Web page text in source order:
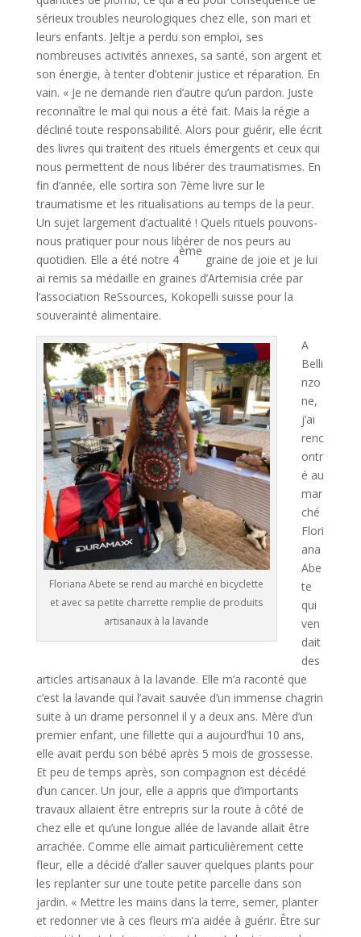
sérieux troubles neurologiques chez elle, son mari et
leurs enfants. Jeltje a perdu son emploi, ses
nombreuses activités annexes, sa santé, son argent et
son énergie, à tenter d’obtenir justice et réparation. En
vain. « Je ne demande rien d’autre qu’un pardon. Juste
reconnaître le mal qui nous a été fait. Mais la régie a
décliné toute responsabilité. Alors pour guérir, elle écrit
des livres qui traitent des rituels émergents et ceux qui
nous permettent de nous libérer des traumatismes. En
fin d’année, elle sortira son 7ème livre sur le
traumatisme et les ritualisations au temps de la peur.
Un sujet largement d’actualité ! Quels rituels pouvons-
nous pratiquer pour nous libérer de nos peurs au
quotidien. Elle a été notre 4
ème
graine de joie et je lui
ai remis sa médaille en graines d’Artemisia crée par
l’association ReSsources, Kokopelli suisse pour la
souverainté alimentaire.
Floriana Abete se rend au marché en bicyclette
et avec sa petite charrette remplie de produits
artisanaux à la lavande
A
Belli
nzo
ne,
j’ai
renc
ontr
é au
mar
ché
Flori
ana
Abe
te
qui
ven
dait
des
articles artisanaux à la lavande. Elle m’a raconté que
c’est la lavande qui l’avait sauvée d’un immense chagrin
suite à un drame personnel il y a deux ans. Mère d’un
premier enfant, une fillette qui a aujourd’hui 10 ans,
elle avait perdu son bébé après 5 mois de grossesse.
Et peu de temps après, son compagnon est décédé
d’un cancer. Un jour, elle a appris que d’importants
travaux allaient être entrepris sur la route à côté de
chez elle et qu’une longue allée de lavande allait être
arrachée. Comme elle aimait particulièrement cette
fleur, elle a décidé d’aller sauver quelques plants pour
les replanter sur une toute petite parcelle dans son
jardin. « Mettre les mains dans la terre, semer, planter
et redonner vie à ces fleurs m’a aidée à guérir. Être sur